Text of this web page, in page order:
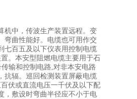
机中，传波生产装置远程。变
弯曲性能好。电缆也可用作交
七百五及以下仪表用控制电缆
。本安型阻燃电缆主要用于石
输和控制电路,对非本安电路
抗辐。巡回检测装置屏蔽电缆
伏或直流电压一千伏及以下配
，敷设时弯曲半径应不小于电